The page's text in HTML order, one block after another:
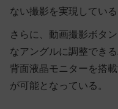
ない撮影を実現している
さらに、動画撮影ボタ
なアングルに調整でき
背面液晶モニターを搭
が可能となっている。